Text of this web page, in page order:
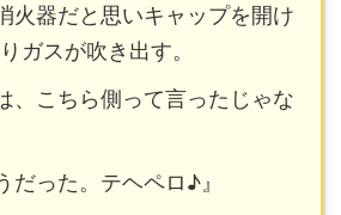
火器だと思いキャップを開け
ガスが吹き出す。
、こちら側って言ったじゃな
だった。テヘペロ♪』